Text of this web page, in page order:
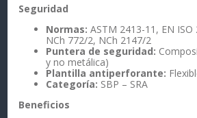
Seguridad
Normas: ASTM 2413-11, EN
NCh 772/2, NCh 2147/2
Puntera de seguridad:
y no metálica)
Plantilla antiperforante:
Categoría: SBP – SRA
Beneficios